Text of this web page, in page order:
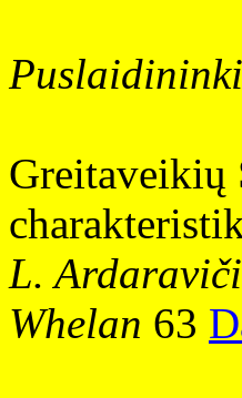
Greitaveikių
L.
Whelan 63